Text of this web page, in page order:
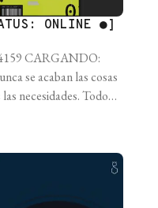
ONLINE ●]
CARGANDO:
se acaban las cosas
necesidades. Todos
Por fin el
argón, azufre, bario,